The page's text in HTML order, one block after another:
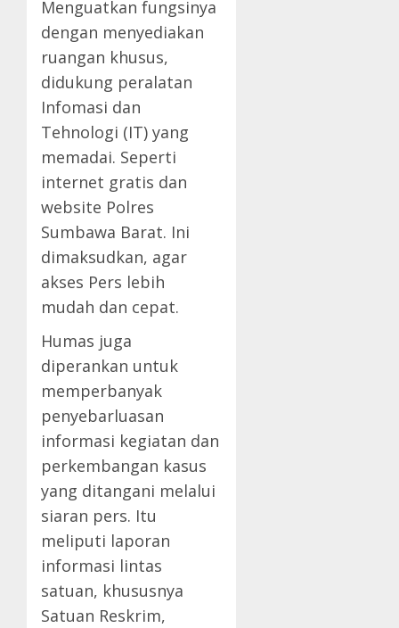
Menguatkan fungsinya
dengan menyediakan
ruangan khusus,
didukung peralatan
Infomasi dan
Tehnologi (IT) yang
memadai. Seperti
internet gratis dan
website Polres
Sumbawa Barat. Ini
dimaksudkan, agar
akses Pers lebih
mudah dan cepat.
Humas juga
diperankan untuk
memperbanyak
penyebarluasan
informasi kegiatan dan
perkembangan kasus
yang ditangani melalui
siaran pers. Itu
meliputi laporan
informasi lintas
satuan, khususnya
Satuan Reskrim,